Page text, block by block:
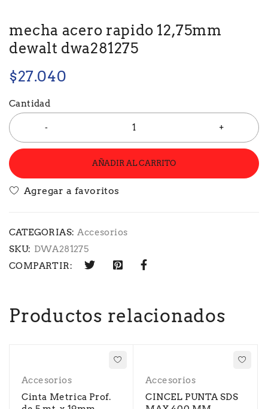
mecha acero rapido 12,75mm
dewalt dwa281275
$27.040
Cantidad
AÑADIR AL CARRITO
CATEGORIAS: Accesorios
SKU: DWA281275
COMPARTIR:
Productos relacionados
Accesorios
Cinta Metrica Prof.
Accesorios
CINCEL PUNTA SDS